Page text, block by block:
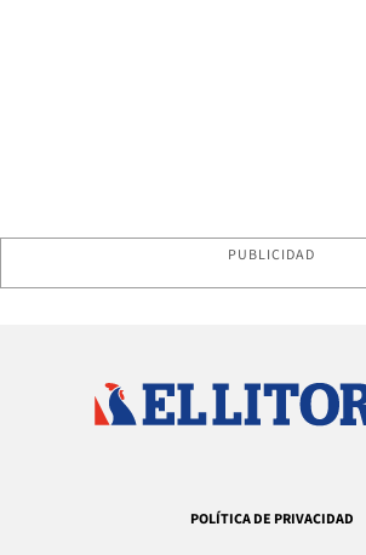
PUBLICIDAD
POLÍTICA DE PRIVACIDAD